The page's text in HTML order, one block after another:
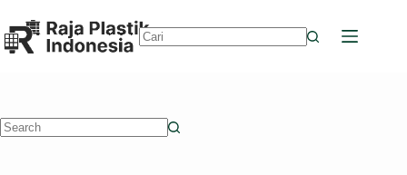
to
content